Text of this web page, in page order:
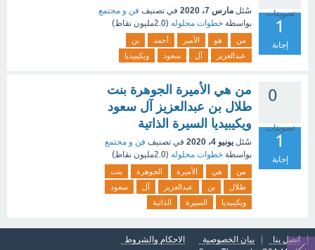
تصويتات
1
إجابة
سُئل مارس 7، 2020 في تصنيف فن و مجتمع
بواسطة خطوات محلوله (2.0مليون نقاط)
من هو الأمير أحمد
بن
عبدالعزيز
آل سعود ويكيبيديا
0
تصويتات
1
إجابة
من هي الأميرة الجوهرة بنت
طلال بن عبدالعزيز آل سعود
ويكيبيديا السيرة الذاتية
سُئل يونيو 4، 2020 في تصنيف فن و مجتمع
بواسطة خطوات محلوله (2.0مليون نقاط)
من هي الأميرة الجوهرة
بنت
طلال
بن عبدالعزيز آل
سعود
ويكيبيديا
السيرة الذاتية
اتصل بنا بيان الخصوصية
الاحكام والشروط